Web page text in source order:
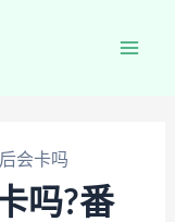
会卡吗
吗?番